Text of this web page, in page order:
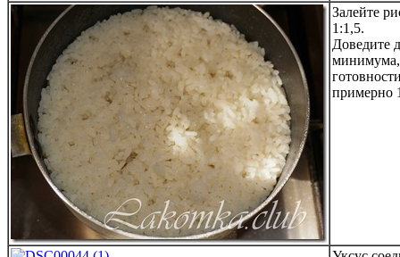
Залейте
1:1,5.
Доведите
минимума,
примерно